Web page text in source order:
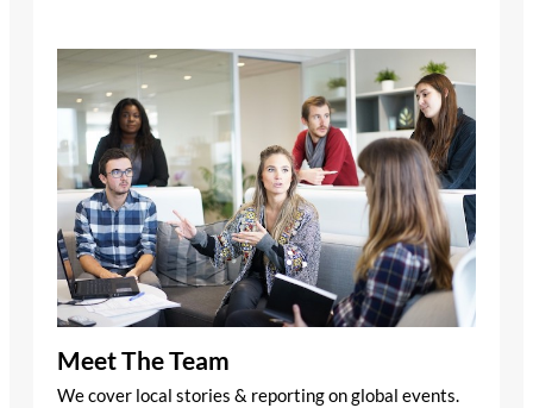
Meet The Team
We cover local stories & reporting on global events.